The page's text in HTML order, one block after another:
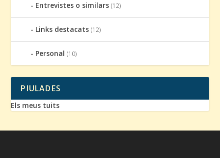
Entrevistes o similars (12)
Links destacats (12)
Personal (10)
PIULADES
Els meus tuits